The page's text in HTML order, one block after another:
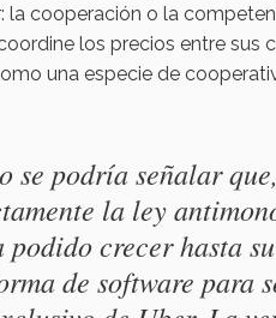
la cooperación o la
los precios entre sus
una especie de
se podría señalar
la ley
podido crecer hasta
de software para